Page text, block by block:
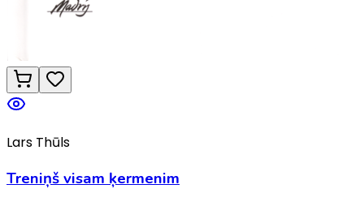
Lars Thūls
Treniņš visam ķermenim